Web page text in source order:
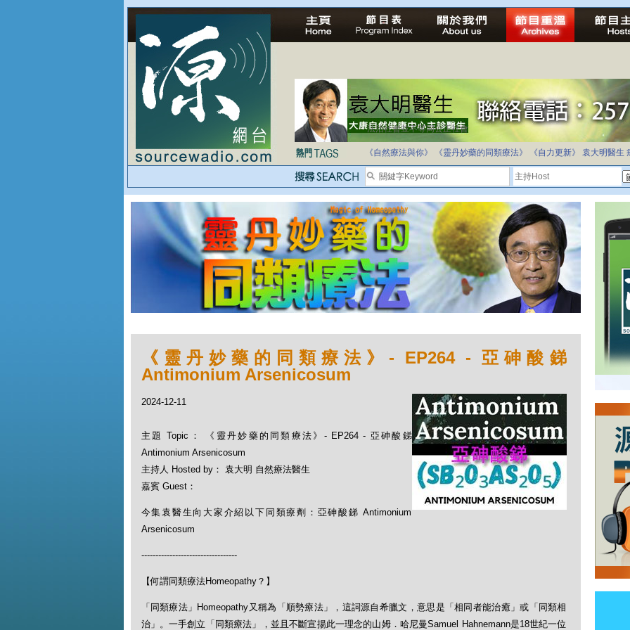
法治社會並不等同公正社會
自家教育合法化-推動多元化教育，全民學卷制
《自然療法與你》
《靈丹妙藥的同類療法》 《自力更新》 袁大明醫生
《靈丹妙藥的同類療法》- EP264 - 亞砷酸銻
Antimonium Arsenicosum
2024-12-11
主題 Topic： 《靈丹妙藥的同類療法》- EP264 - 亞砷酸銻
Antimonium Arsenicosum
主持人 Hosted by： 袁大明 自然療法醫生
嘉賓 Guest：
今集袁醫生向大家介紹以下同類療劑：亞砷酸銻 Antimonium
Arsenicosum
----------------------------------
【何謂同類療法Homeopathy？】
「同類療法」Homeopathy又稱為「順勢療法」，這詞源自希臘文，意思是「相同者能治癒」或「同類相
治」。一手創立「同類療法」，並且不斷宣揚此一理念的山姆．哈尼曼Samuel Hahnemann是18世紀一位